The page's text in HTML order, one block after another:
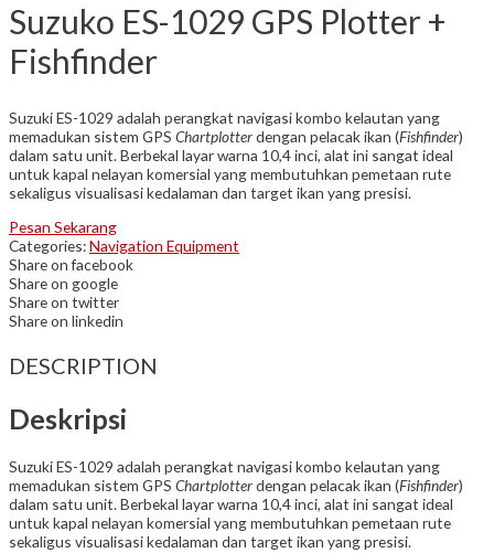
Suzuko ES-1029 GPS Plotter +
Fishfinder
Suzuki ES-1029 adalah perangkat navigasi kombo kelautan yang
memadukan sistem GPS Chartplotterdengan pelacak ikan (Fishfinder)
dalam satu unit. Berbekal layar warna 10,4 inci, alat ini sangat ideal
untuk kapal nelayan komersial yang membutuhkan pemetaan rute
sekaligus visualisasi kedalaman dan target ikan yang presisi.
Pesan Sekarang
Categories:Navigation Equipment
Share on facebook
Share on google
Share on twitter
Share on linkedin
DESCRIPTION
Deskripsi
Suzuki ES-1029 adalah perangkat navigasi kombo kelautan yang
memadukan sistem GPS Chartplotterdengan pelacak ikan (Fishfinder)
dalam satu unit. Berbekal layar warna 10,4 inci, alat ini sangat ideal
untuk kapal nelayan komersial yang membutuhkan pemetaan rute
sekaligus visualisasi kedalaman dan target ikan yang presisi.